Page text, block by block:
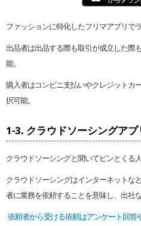
ファッションに特化したフリマアプリで
出品者は出品する際も取引が成立した際
能。
購入者はコンビニ支払いやクレジットカ
択可能。
1-3. クラウドソーシング
クラウドソーシングと聞いてピンとくる
クラウドソーシングはインターネットな
者に業務を依頼することを意味し、出社
依頼者から受ける依頼はアンケート回